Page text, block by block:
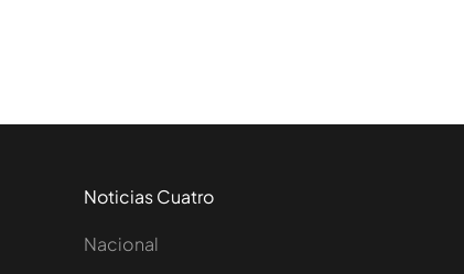
Noticias Cuatro
Nacional